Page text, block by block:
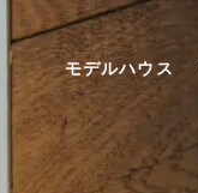
モデルハウス